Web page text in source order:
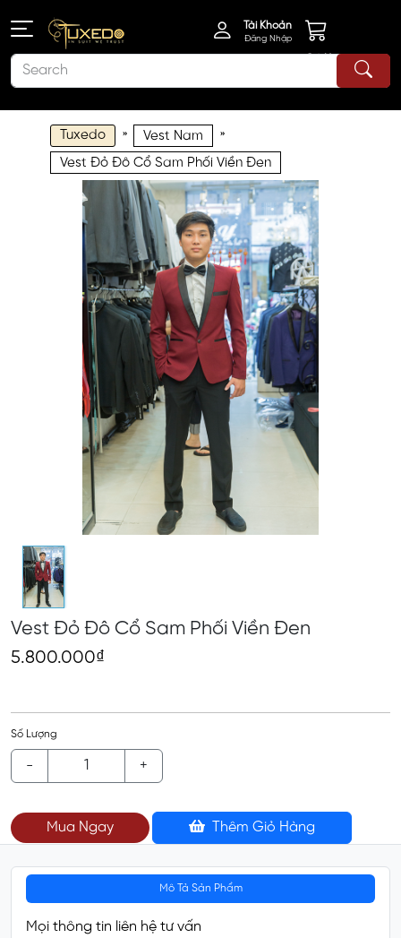
Tài Khoản
Đăng Nhập
Giỏ Hàng
Tuxedo » Vest Nam »
Vest Đỏ Đô Cổ Sam Phối Viền Đen
Vest Đỏ Đô Cổ Sam Phối Viền Đen
5.800.000₫
Số Lượng
- +
Mua Ngay Thêm Giỏ Hàng
Mô Tả Sản Phẩm
Mọi thông tin liên hệ tư vấn